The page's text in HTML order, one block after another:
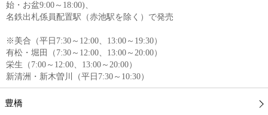
始・お盆9:00～18:00)、
名鉄出札係員配置駅（赤池駅を除く）で発売
※美合（平日7:30～12:00、13:00～19:30）
有松・堀田（7:30～12:00、13:00～20:00）
栄生（7:00～12:00、13:00～20:00）
新清洲・新木曽川（平日7:30～10:30）
豊橋